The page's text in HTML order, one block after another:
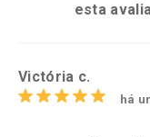
esta
Victória c.
há